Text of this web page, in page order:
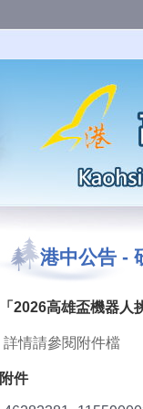
港中公告 -
「2026高雄盃機器
詳情請參閱附件檔
附件